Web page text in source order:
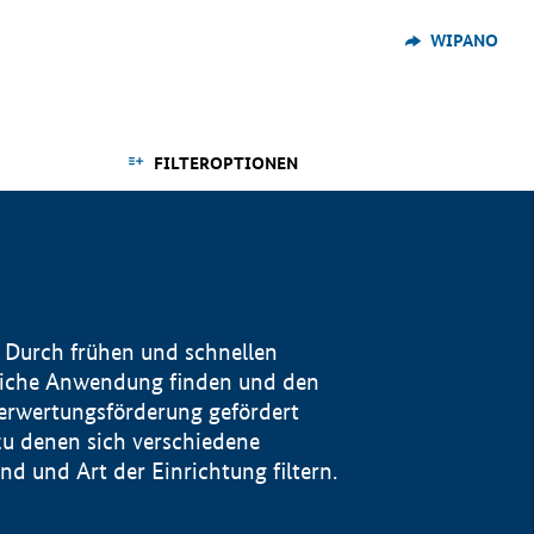
WIPANO
FILTEROPTIONEN
frühen und schnellen
Anwendung finden und den
gefördert
denen sich verschiedene
und Art der Einrichtung filtern.